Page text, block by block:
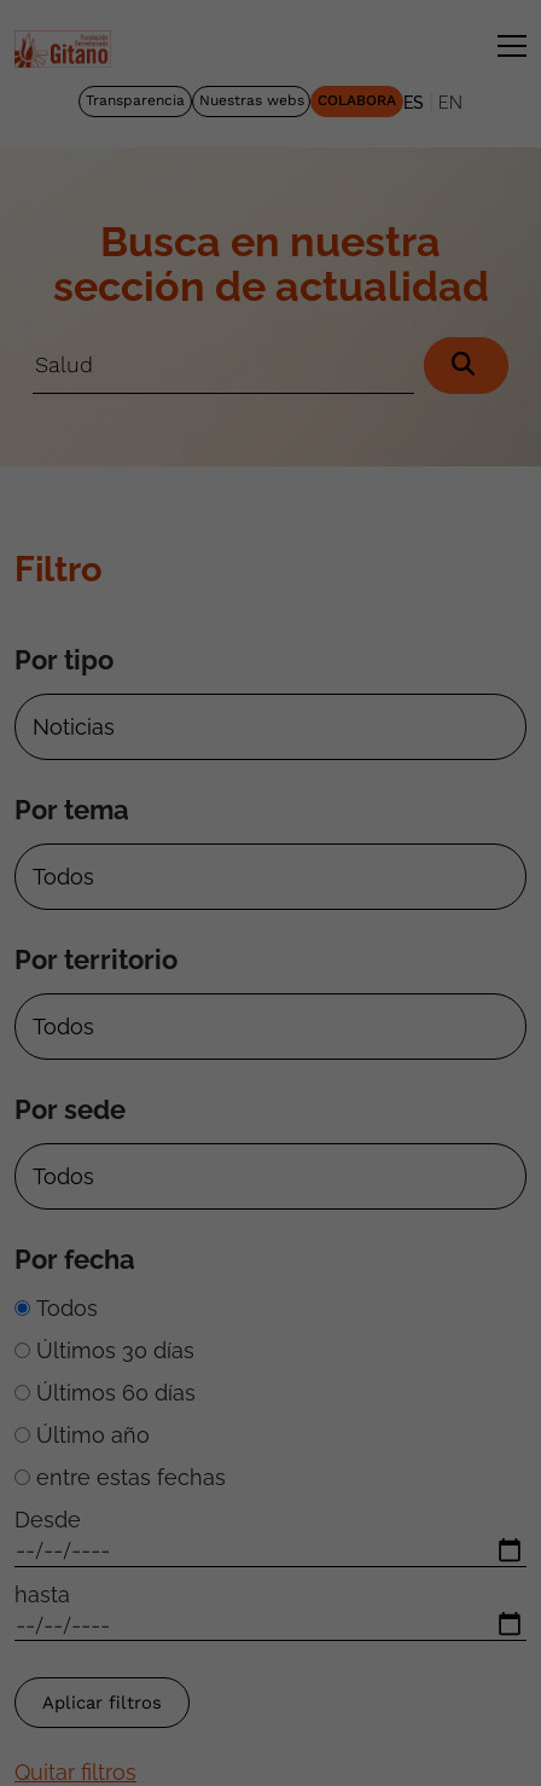
Transparencia Nuestras webs COLABORA ES EN
Busca en nuestra
sección de actualidad
Filtro
Por tipo
Por tema
Por territorio
Por sede
Por fecha
Todos
Últimos 30 días
Últimos 60 días
Último año
entre estas fechas
Desde
hasta
Quitar filtros